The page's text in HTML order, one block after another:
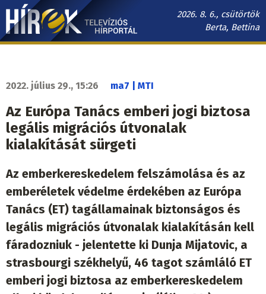
Ugrás
tartalomra
2026. 8. 6., csütörtök
Berta, Bettina
Hírek.sk
navigáció
2022. július 29., 15:26 ma7 | MTI
Az Európa Tanács emberi jogi biztosa
legális migrációs útvonalak
kialakítását sürgeti
Az emberkereskedelem felszámolása és az
emberéletek védelme érdekében az Európa
Tanács (ET) tagállamainak biztonságos és
legális migrációs útvonalak kialakításán kell
fáradozniuk - jelentette ki Dunja Mijatovic, a
strasbourgi székhelyű, 46 tagot számláló ET
emberi jogi biztosa az emberkereskedelem